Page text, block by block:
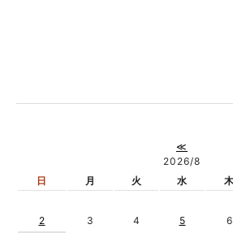
≪
2026/8
日
月 火 水 木
2
3 4 5 6